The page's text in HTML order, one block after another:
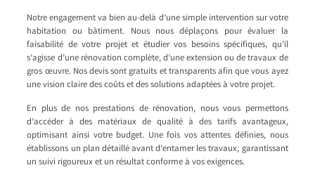
Notre engagement va bien au-delà d’une simple intervention sur votre
habitation ou bâtiment. Nous nous déplaçons pour évaluer la
faisabilité de votre projet et étudier vos besoins spécifiques, qu’il
s’agisse d’une rénovation complète, d’une extension ou de travaux de
gros œuvre. Nos devis sont gratuits et transparents afin que vous ayez
une vision claire des coûts et des solutions adaptées à votre projet.
En plus de nos prestations de rénovation, nous vous permettons
d’accéder à des matériaux de qualité à des tarifs avantageux,
optimisant ainsi votre budget. Une fois vos attentes définies, nous
établissons un plan détaillé avant d’entamer les travaux, garantissant
un suivi rigoureux et un résultat conforme à vos exigences.